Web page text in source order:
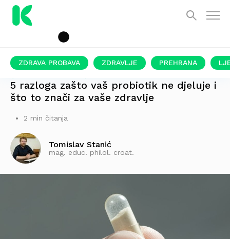
ZDRAVA PROBAVA ZDRAVLJE PREHRANA
5 razloga zašto vaš probiotik ne djeluje i
što to znači za vaše zdravlje
2 min čitanja
Tomislav Stanić
mag. educ. philol. croat.